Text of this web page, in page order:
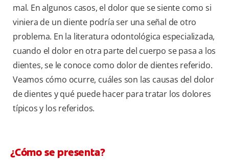
mal. En algunos casos, el dolor que se siente como si
viniera de un diente podría ser una señal de otro
problema. En la literatura odontológica especializada,
cuando el dolor en otra parte del cuerpo se pasa a los
dientes, se le conoce como dolor de dientes referido.
Veamos cómo ocurre, cuáles son las causas del dolor
de dientes y qué puede hacer para tratar los dolores
típicos y los referidos.
¿Cómo se presenta?